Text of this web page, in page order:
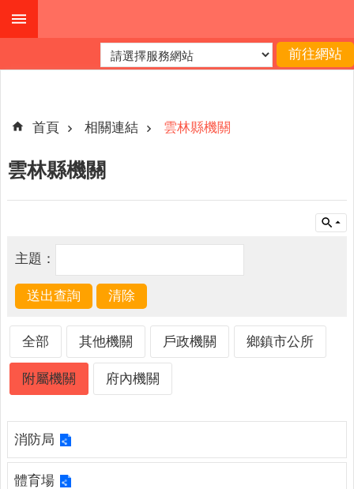
跳到主要內容區塊
階
公
布
關
於
我
們
查
詢
系
統
便
民
服
務
首頁 相關連結 雲林縣機關
雲林縣機關
主題：
全部 其他機關 戶政機關 鄉鎮市公所
附屬機關 府內機關
消防局
體育場